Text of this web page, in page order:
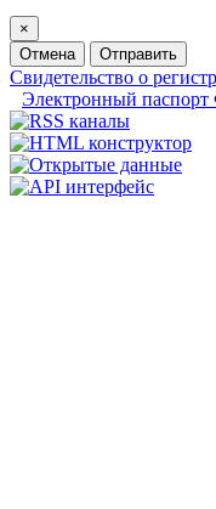
×
Отмена
Отправить
Свидетельство о
Электронный